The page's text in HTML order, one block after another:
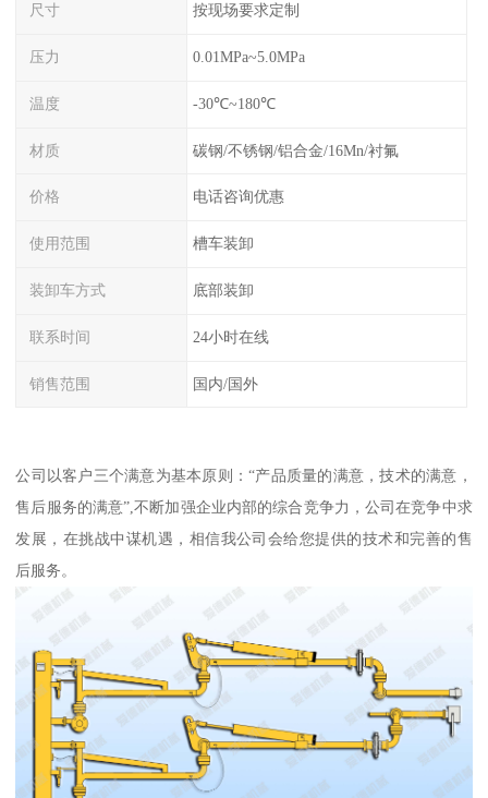
尺寸 按现场要求定制
压力 0.01MPa~5.0MPa
温度 -30℃~180℃
材质 碳钢/不锈钢/铝合金/16Mn/衬氟
价格 电话咨询优惠
使用范围 槽车装卸
装卸车方式 底部装卸
联系时间 24小时在线
销售范围 国内/国外
公司以客户三个满意为基本原则：“产品质量的满意，技术的满意，
售后服务的满意”,不断加强企业内部的综合竞争力，公司在竞争中求
发展，在挑战中谋机遇，相信我公司会给您提供的技术和完善的售
后服务。